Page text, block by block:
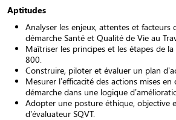
Aptitudes
Analyser les enjeux, attentes et facteurs
démarche Santé et Qualité de Vie au
Maîtriser les principes et les étapes de
800.
Construire, piloter et évaluer un plan
Mesurer l’efficacité des actions mises
démarche dans une logique
Adopter une posture éthique, objective
d’évaluateur SQVT.